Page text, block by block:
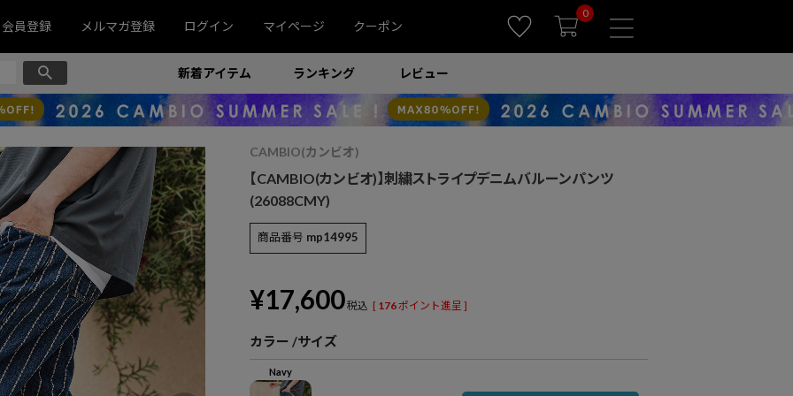
会員登録 メルマガ登録 ログイン マイページ クーポン
0
新着アイテム ランキング レビュー
CAMBIO(カンビオ)
【CAMBIO(カンビオ)】刺繍ストライプデニムバルーンパンツ
(26088CMY)
商品番号 mp14995
¥17,600税込 [ 176ポイント進呈 ]
カラー サイズ
Navy